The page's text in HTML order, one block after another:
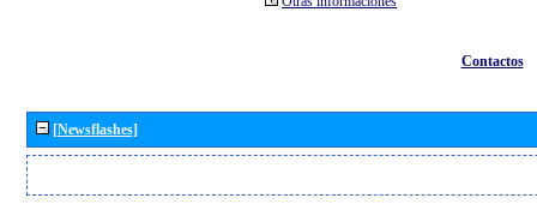
Contactos
[Newsflashes]